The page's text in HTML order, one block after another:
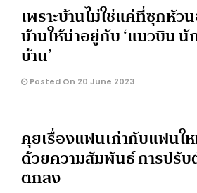
เพราะบ้านไม่ใช่แค่ที่ซุกหัว
บ้านให้น่าอยู่กับ ‘แมวบิน นั
บ้าน’
Posted On 20 June 2023
คุยเรื่องแฟนเก่ากับแฟนให
ด้วยความสัมพันธ์ การปรับ
ตกลง